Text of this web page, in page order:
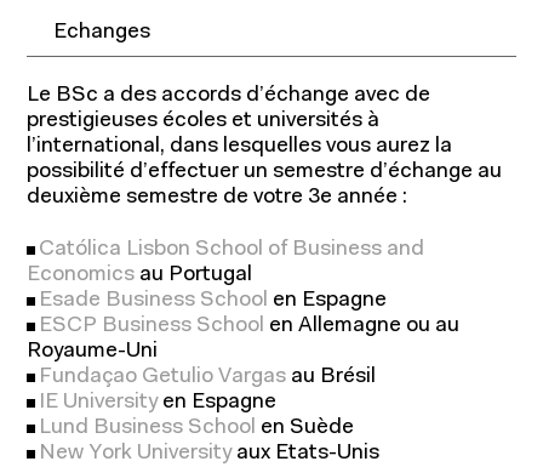
À propos
Echanges
Le BSc a des accords d’échange avec de
prestigieuses écoles et universités à
l’international, dans lesquelles vous aurez la
possibilité d’effectuer un semestre d’échange au
deuxième semestre de votre 3e année :
Católica Lisbon School of Business and
Economics au Portugal
Esade Business School en Espagne
ESCP Business School en Allemagne ou au
Royaume-Uni
Fundaçao Getulio Vargas au Brésil
IE Universityen Espagne
Lund Business School en Suède
New York Universityaux Etats-Unis